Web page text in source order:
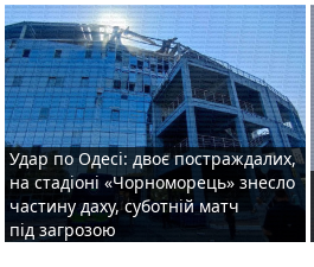
Удар по Одесі: двоє постраждалих,
на стадіоні «Чорноморець» знесло
частину даху, суботній матч
під загрозою